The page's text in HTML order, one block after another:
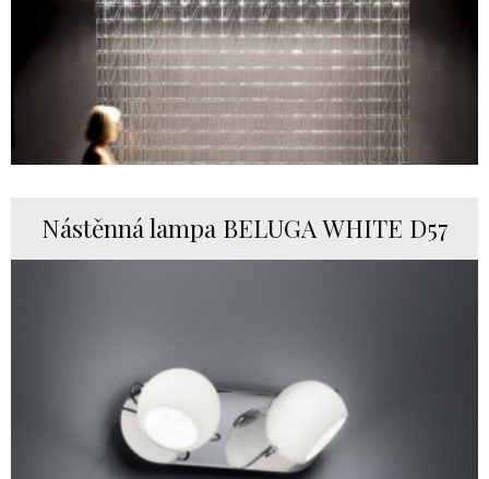
Nástěnná lampa BELUGA WHITE D57